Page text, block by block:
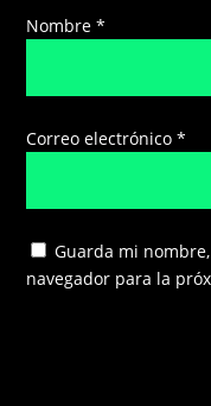
Nombre*
Correo electrónico*
Guarda mi
navegador para la